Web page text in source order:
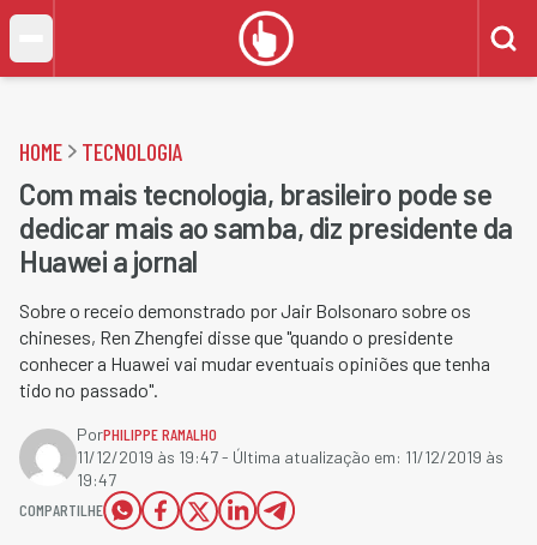
HOME TECNOLOGIA
Com mais tecnologia, brasileiro pode se
dedicar mais ao samba, diz presidente da
Huawei a jornal
Sobre o receio demonstrado por Jair Bolsonaro sobre os
chineses, Ren Zhengfei disse que "quando o presidente
conhecer a Huawei vai mudar eventuais opiniões que tenha
tido no passado".
PorPHILIPPE RAMALHO
11/12/2019 às 19:47- Última atualização em: 11/12/2019 às
19:47
COMPARTILHE